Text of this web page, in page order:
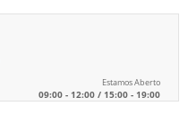
Estamos Aberto
09:00 - 12:00 / 15:00 - 19:00